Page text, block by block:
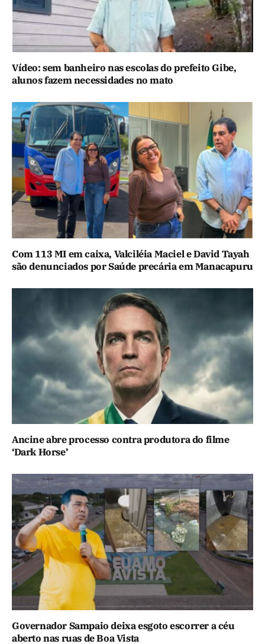
Vídeo: sem banheiro nas escolas do prefeito Gibe,
alunos fazem necessidades no mato
Com 113 MI em caixa, Valciléia Maciel e David Tayah
são denunciados por Saúde precária em Manacapuru
Ancine abre processo contra produtora do filme
‘Dark Horse’
Governador Sampaio deixa esgoto escorrer a céu
aberto nas ruas de Boa Vista